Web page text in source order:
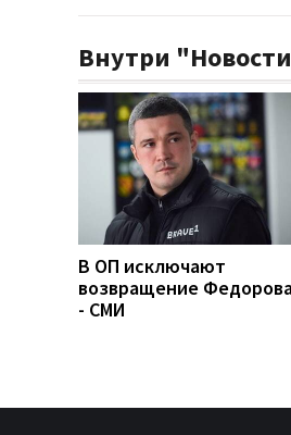
Внутри
В ОП исключают
возвращение
- СМИ